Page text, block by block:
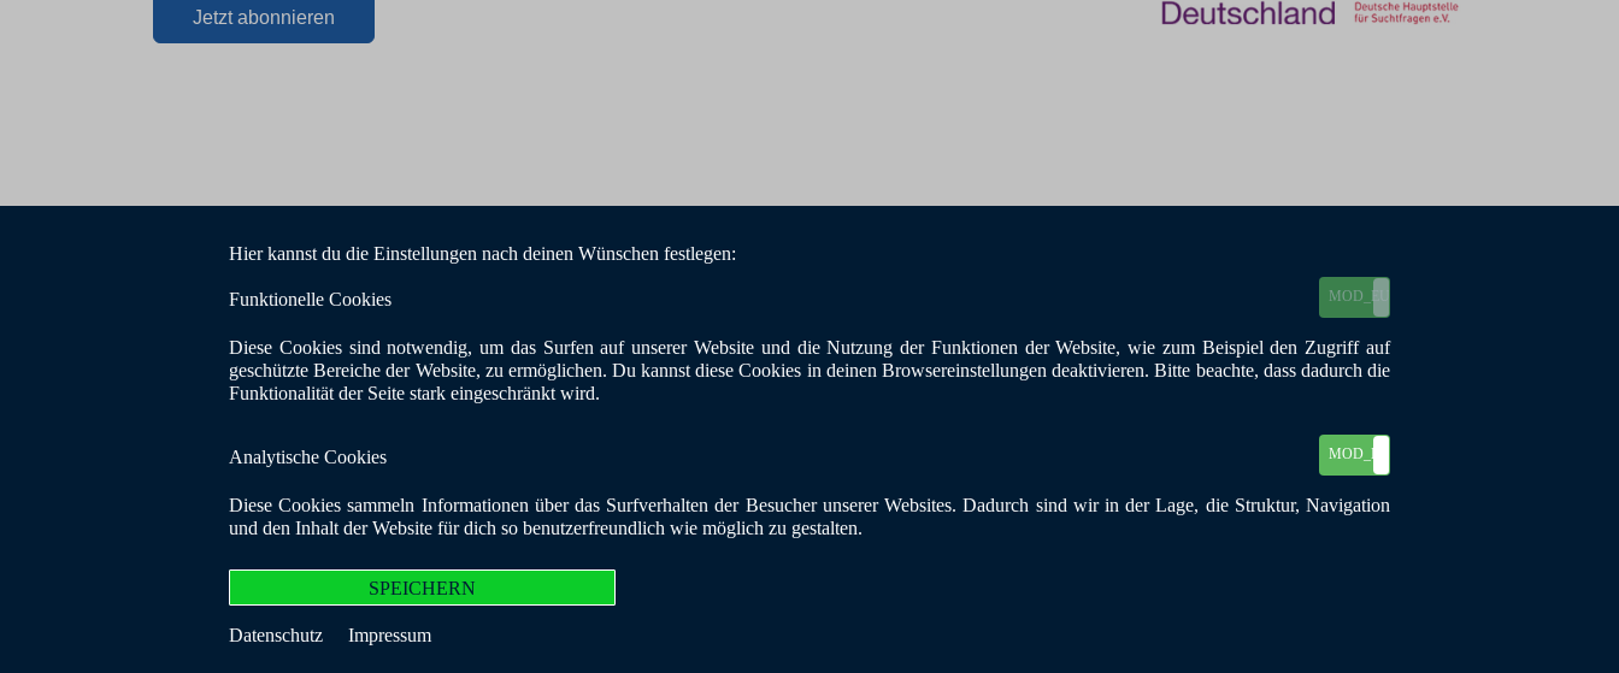
Hier kannst du die Einstellungen nach deinen Wünschen festlegen:
Funktionelle Cookies MOD_EU_COOKIES_ON
Diese Cookies sind notwendig, um das Surfen auf unserer Website und die Nutzung der Funktionen der Website, wie zum Beispiel den Zugriff auf
geschützte Bereiche der Website, zu ermöglichen. Du kannst diese Cookies in deinen Browsereinstellungen deaktivieren. Bitte beachte, dass dadurch die
Funktionalität der Seite stark eingeschränkt wird.
Analytische Cookies MOD_EU_COOKIES_ON
Diese Cookies sammeln Informationen über das Surfverhalten der Besucher unserer Websites. Dadurch sind wir in der Lage, die Struktur, Navigation
und den Inhalt der Website für dich so benutzerfreundlich wie möglich zu gestalten.
SPEICHERN
Datenschutz Impressum